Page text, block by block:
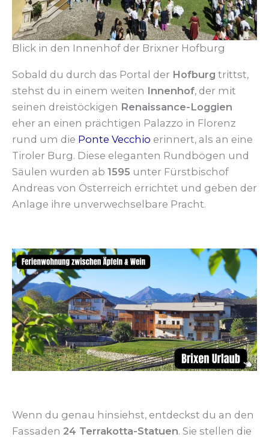
Blick in den Innenhof der Brixner Hofburg
Sobald du durch das Portal der Hofburg trittst,
stehst du in einem weiten Innenhof, der mit
seinen dreistöckigen Renaissance-Loggien
eher an einen prächtigen Palazzo in Florenz
rund um die Ponte Vecchio erinnert, als an eine
Tiroler Burg. Diese eleganten Rundbögen und
Säulen wurden ab 1595 unter Fürstbischof
Andreas von Österreich errichtet und geben der
Anlage ihre unverwechselbare Pracht.
Wenn du genau hinsiehst, entdeckst du an den
Fassaden 24 Terrakotta-Statuen. Sie stellen die